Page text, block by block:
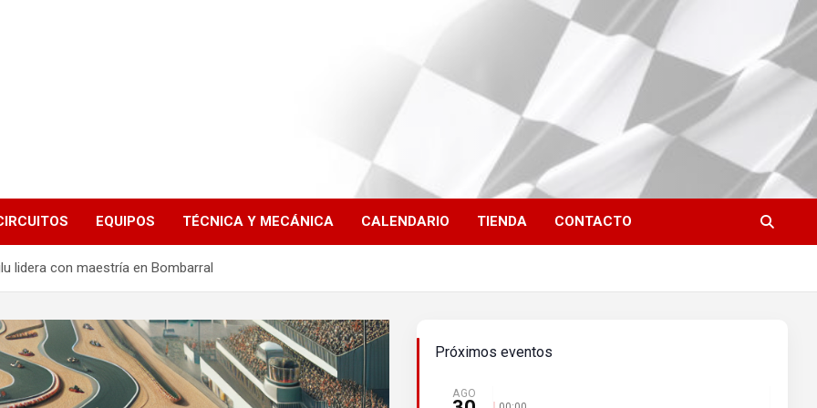
EQUIPOS TÉCNICA Y MECÁNICA CALENDARIO TIENDA CONTACTO
lidera con maestría en Bombarral
Próximos eventos
AGO